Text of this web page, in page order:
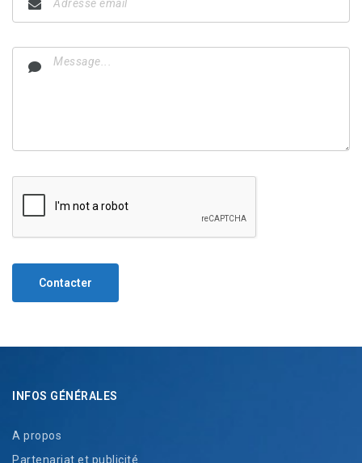
Contacter
INFOS GÉNÉRALES
A propos
Partenariat et publicité